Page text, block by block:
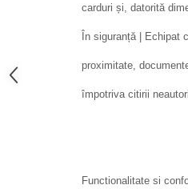
carduri și, datorită
În siguranță | Echipat
proximitate,
împotriva citirii
Functionalitate si